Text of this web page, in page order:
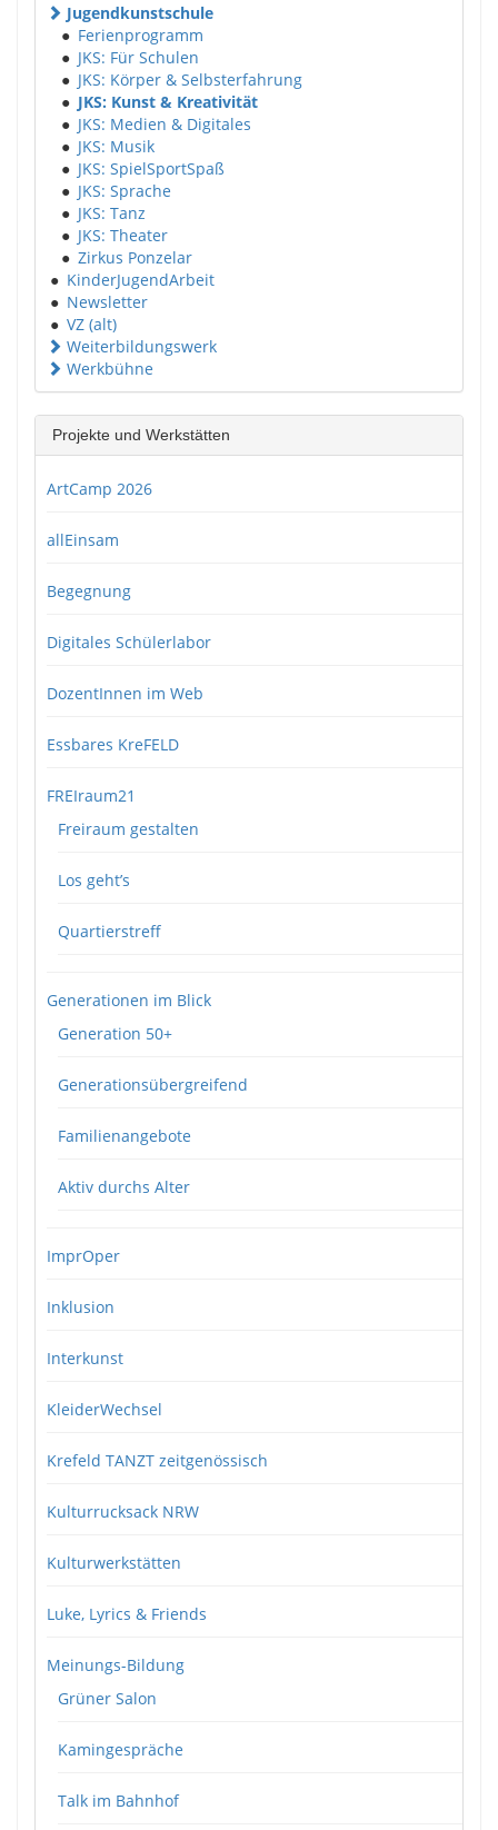
Jugendkunstschule
● Ferienprogramm
● JKS: Für Schulen
● JKS: Körper & Selbsterfahrung
● JKS: Kunst & Kreativität
● JKS: Medien & Digitales
● JKS: Musik
● JKS: SpielSportSpaß
● JKS: Sprache
● JKS: Tanz
● JKS: Theater
● Zirkus Ponzelar
● KinderJugendArbeit
● Newsletter
● VZ (alt)
Weiterbildungswerk
Werkbühne
Projekte und Werkstätten
ArtCamp 2026
allEinsam
Begegnung
Digitales Schülerlabor
DozentInnen im Web
Essbares KreFELD
FREIraum21
Freiraum gestalten
Los geht’s
Quartierstreff
Generationen im Blick
Generation 50+
Generationsübergreifend
Familienangebote
Aktiv durchs Alter
ImprOper
Inklusion
Interkunst
KleiderWechsel
Krefeld TANZT zeitgenössisch
Kulturrucksack NRW
Kulturwerkstätten
Luke, Lyrics & Friends
Meinungs-Bildung
Grüner Salon
Kamingespräche
Talk im Bahnhof